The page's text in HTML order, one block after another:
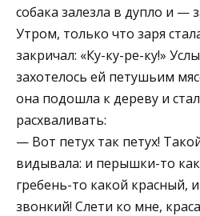
собака залезла в дупло и —
Утром, только что заря
закричал: «Ку-ку-ре-ку!»
захотелось ей петушьим
она подошла к дереву и
расхваливать:
— Вот петух так петух!
видывала: и перышки-то
гребень-то какой красный,
звонкий! Слети ко мне,